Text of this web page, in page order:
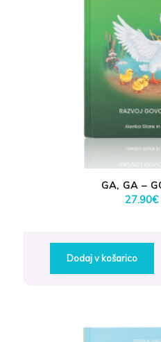
GA, GA –
27.90€
Dodaj v košarico